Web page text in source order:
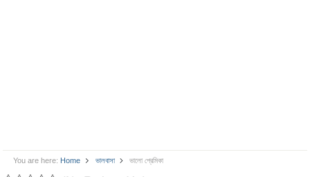
You are here: Home ভালবাসা ভালো প্রেমিকা